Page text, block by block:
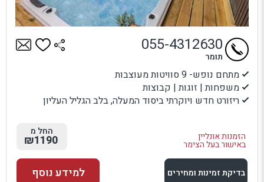
מתחם נופש- 9 סוויטות מעוצבות
משפחות | זוגות | קבוצות
ריזורט חדש ויוקרתי ביסוד המעלה, בלב הגליל העליון
הזמנות אונליין
באישור בעל הצימר
055-4312630
תומר
החל מ
₪1190
בדיקת זמינות ומחירים למידע נוסף